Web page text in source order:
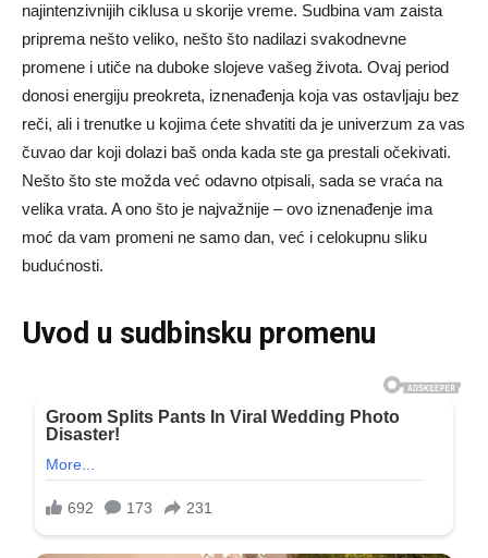
najintenzivnijih ciklusa u skorije vreme. Sudbina vam zaista
priprema nešto veliko, nešto što nadilazi svakodnevne
promene i utiče na duboke slojeve vašeg života. Ovaj period
donosi energiju preokreta, iznenađenja koja vas ostavljaju bez
reči, ali i trenutke u kojima ćete shvatiti da je univerzum za vas
čuvao dar koji dolazi baš onda kada ste ga prestali očekivati.
Nešto što ste možda već odavno otpisali, sada se vraća na
velika vrata. A ono što je najvažnije – ovo iznenađenje ima
moć da vam promeni ne samo dan, već i celokupnu sliku
budućnosti.
Uvod u sudbinsku promenu